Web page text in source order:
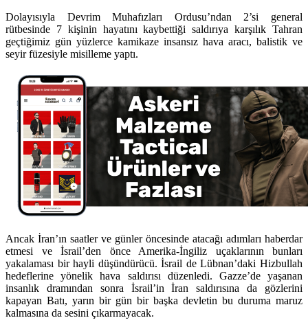
Dolayısıyla Devrim Muhafızları Ordusu’ndan 2’si general
rütbesinde 7 kişinin hayatını kaybettiği saldırıya karşılık Tahran
geçtiğimiz gün yüzlerce kamikaze insansız hava aracı, balistik ve
seyir füzesiyle misilleme yaptı.
Ancak İran’ın saatler ve günler öncesinde atacağı adımları haberdar
etmesi ve İsrail’den önce Amerika-İngiliz uçaklarının bunları
yakalaması bir hayli düşündürücü. İsrail de Lübnan’daki Hizbullah
hedeflerine yönelik hava saldırısı düzenledi. Gazze’de yaşanan
insanlık dramından sonra İsrail’in İran saldırısına da gözlerini
kapayan Batı, yarın bir gün bir başka devletin bu duruma maruz
kalmasına da sesini çıkarmayacak.